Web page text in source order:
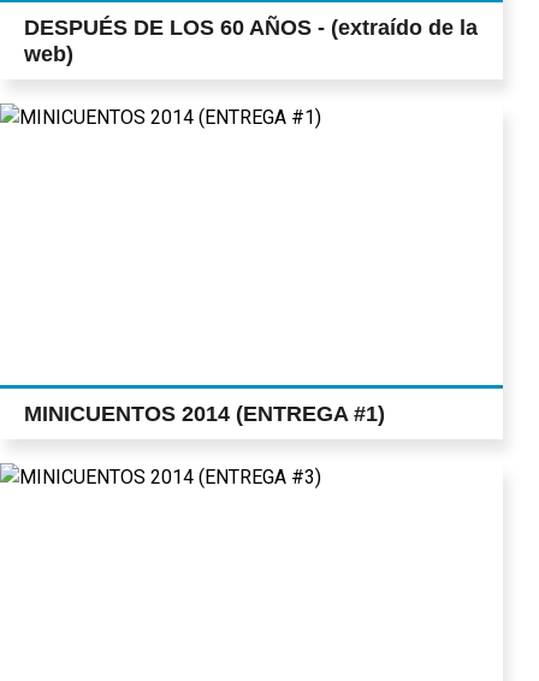
DESPUÉS DE LOS 60 AÑOS - (extraído de la
web)
MINICUENTOS 2014 (ENTREGA #1)